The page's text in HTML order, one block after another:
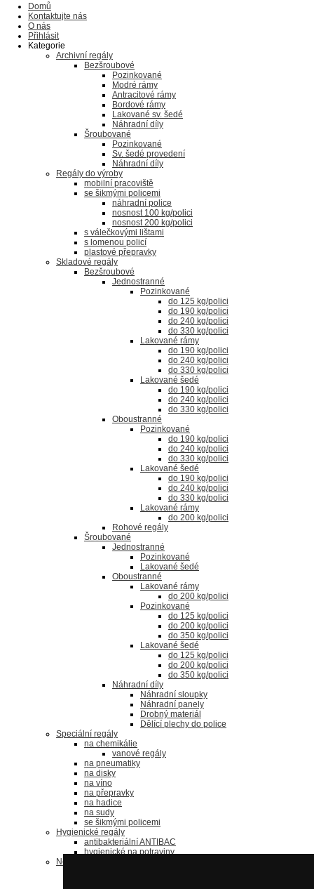
Domů
Kontaktujte nás
O nás
Přihlásit
Kategorie
Archivní regály
Bezšroubové
Pozinkované
Modré rámy
Antracitové rámy
Bordové rámy
Lakované sv. šedé
Náhradní díly
Šroubované
Pozinkované
Sv. šedé provedení
Náhradní díly
Regály do výroby
mobilní pracoviště
se šikmými policemi
náhradní police
nosnost 100 kg/polici
nosnost 200 kg/polici
s válečkovými lištami
s lomenou policí
plastové přepravky
Skladové regály
Bezšroubové
Jednostranné
Pozinkované
do 125 kg/polici
do 190 kg/polici
do 240 kg/polici
do 330 kg/polici
Lakované rámy
do 190 kg/polici
do 240 kg/polici
do 330 kg/polici
Lakované šedé
do 190 kg/polici
do 240 kg/polici
do 330 kg/polici
Oboustranné
Pozinkované
do 190 kg/polici
do 240 kg/polici
do 330 kg/polici
Lakované šedé
do 190 kg/polici
do 240 kg/polici
do 330 kg/polici
Lakované rámy
do 200 kg/polici
Rohové regály
Šroubované
Jednostranné
Pozinkované
Lakované šedé
Oboustranné
Lakované rámy
do 200 kg/polici
Pozinkované
do 125 kg/polici
do 200 kg/polici
do 350 kg/polici
Lakované šedé
do 125 kg/polici
do 200 kg/polici
do 350 kg/polici
Náhradní díly
Náhradní sloupky
Náhradní panely
Drobný materiál
Dělící plechy do police
Speciální regály
na chemikálie
vanové regály
na pneumatiky
na disky
na víno
na přepravky
na hadice
na sudy
se šikmými policemi
Hygienické regály
antibakteriální ANTIBAC
hygienické na potraviny
Nerezové regály